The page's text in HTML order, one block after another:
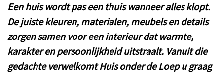
Een huis wordt pas een thuis wanneer alles klopt.
De juiste kleuren, materialen, meubels en details
zorgen samen voor een interieur dat warmte,
karakter en persoonlijkheid uitstraalt. Vanuit die
gedachte verwelkomt Huis onder de Loep u graag